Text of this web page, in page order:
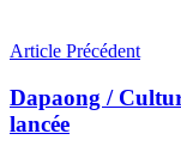
Article Précédent
Dapaong /
lancée